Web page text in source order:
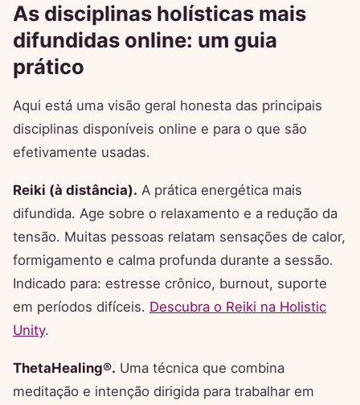
As disciplinas holísticas mais
difundidas online: um guia
prático
Aqui está uma visão geral honesta das principais
disciplinas disponíveis online e para o que são
efetivamente usadas.
Reiki (à distância). A prática energética mais
difundida. Age sobre o relaxamento e a redução da
tensão. Muitas pessoas relatam sensações de calor,
formigamento e calma profunda durante a sessão.
Indicado para: estresse crônico, burnout, suporte
em períodos difíceis. Descubra o Reiki na Holistic
Unity.
ThetaHealing®. Uma técnica que combina
meditação e intenção dirigida para trabalhar em